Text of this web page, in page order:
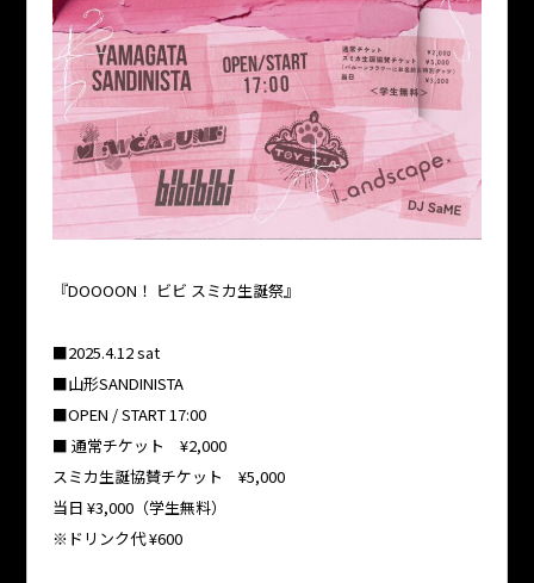
『DOOOON！ ビビ スミカ生誕祭』
■2025.4.12 sat
■山形SANDINISTA
■OPEN / START 17:00
■ 通常チケット ¥2,000
スミカ生誕協賛チケット ¥5,000
当日 ¥3,000（学生無料）
※ドリンク代 ¥600